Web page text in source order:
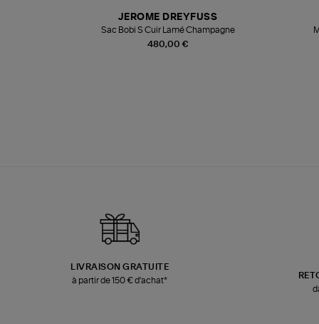
480,00 €
JEROME DREYFUSS
Sac Bobi S Cuir Lamé Champagne
LIVRAISON GRATUITE
à partir de 150 € d'achat*